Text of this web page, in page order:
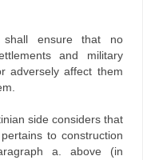
ensure that no
and military
adversely affect them
side considers that
to construction
a. above (in